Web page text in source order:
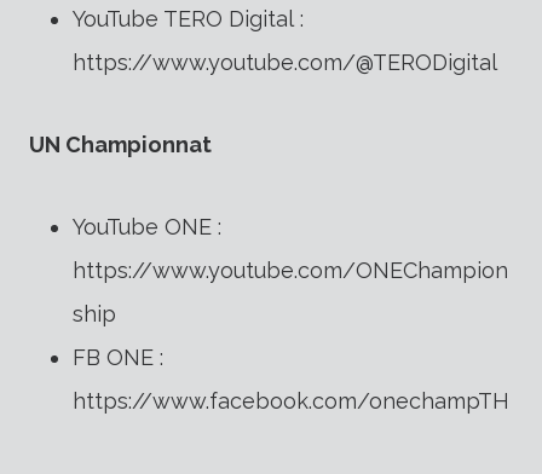
YouTube TERO Digital :
https://www.youtube.com/@TERODigital
UN Championnat
YouTube ONE :
https://www.youtube.com/ONEChampion
ship
FB ONE :
https://www.facebook.com/onechampTH